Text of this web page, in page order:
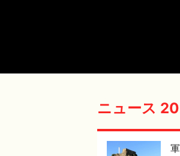
ニュース